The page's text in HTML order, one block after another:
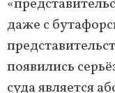
даже с
появились
суда является